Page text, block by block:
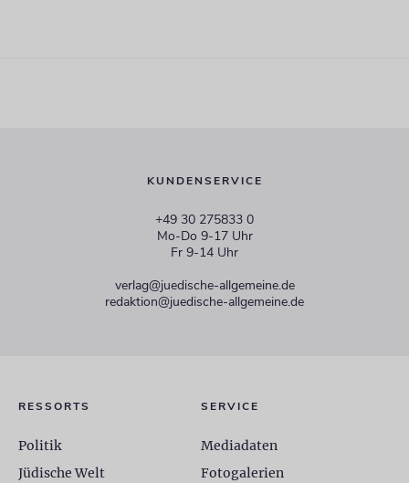
KUNDENSERVICE
+49 30 275833 0
Mo-Do 9-17 Uhr
Fr 9-14 Uhr
verlag@juedische-allgemeine.de
redaktion@juedische-allgemeine.de
RESSORTS
Politik
Jüdische Welt
SERVICE
Mediadaten
Fotogalerien